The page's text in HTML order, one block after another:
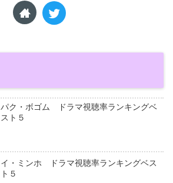
パク・ボゴム ドラマ視聴率ランキングベ
スト５
イ・ミンホ ドラマ視聴率ランキングベス
ト５